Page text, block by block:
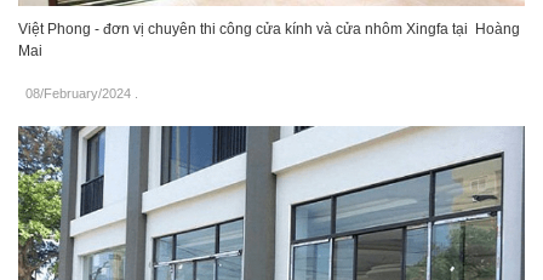
Việt Phong - đơn vị chuyên thi công cửa kính và cửa nhôm Xingfa tại Hoàng
Mai
08/February/2024 .